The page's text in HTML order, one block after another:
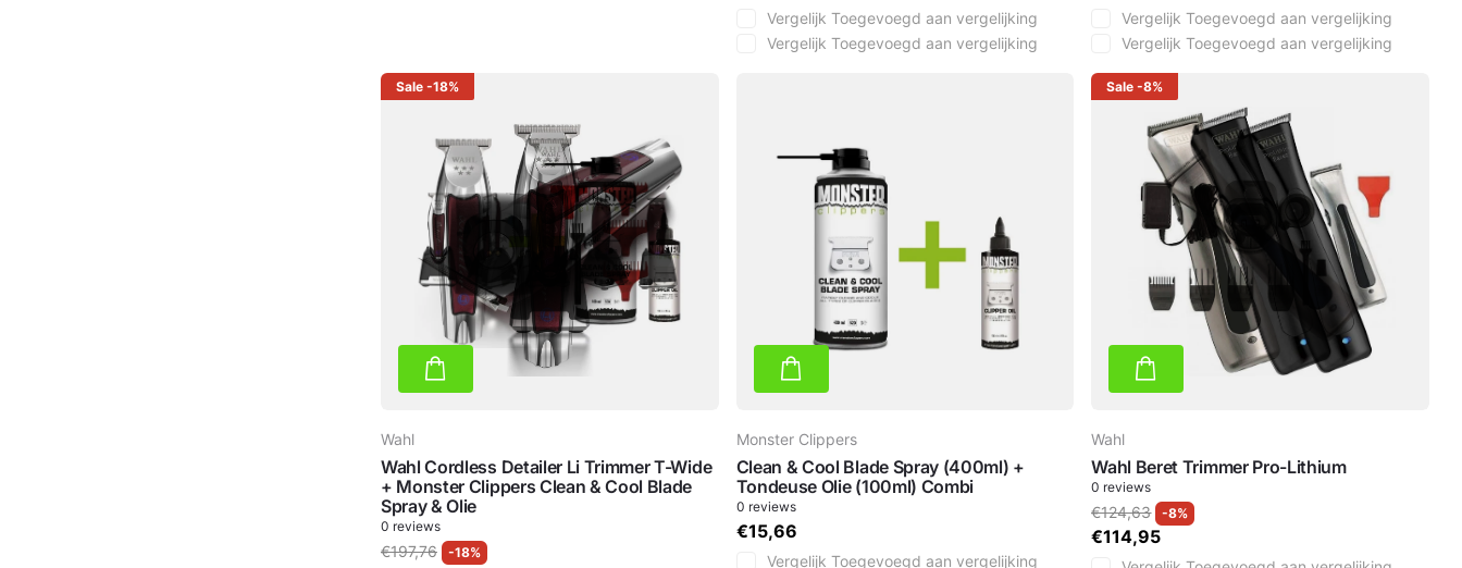
Vergelijk Toegevoegd aan vergelijking
Vergelijk Toegevoegd aan vergelijking
Vergelijk Toegevoegd aan vergelijking
Vergelijk Toegevoegd aan vergelijking
Sale -18%
Wahl
Wahl Cordless Detailer Li Trimmer T-Wide
+ Monster Clippers Clean & Cool Blade
Spray & Olie
0 reviews
€197,76 -18%
Monster Clippers
Clean & Cool Blade Spray (400ml) +
Tondeuse Olie (100ml) Combi
0 reviews
€15,66
Vergelijk Toegevoegd aan vergelijking
Sale-8%
Wahl
Wahl Beret Trimmer Pro-Lithium
0 reviews
€124,63 -8%
€114,95